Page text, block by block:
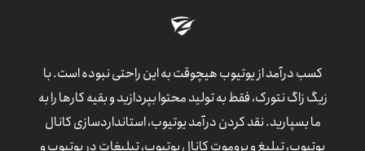
کسب درآمد از یوتیوب هیچوقت به این راحتی نبوده است. با
زیگ زاگ نتورک، فقط به تولید محتوا بپردازید و بقیه کارها را به
ما بسپارید. نقد کردن درآمد یوتیوب، استانداردسازی کانال
یوتیوب، تبلیغ و پروموت کانال یوتیوب، تبلیغات در یوتیوب و